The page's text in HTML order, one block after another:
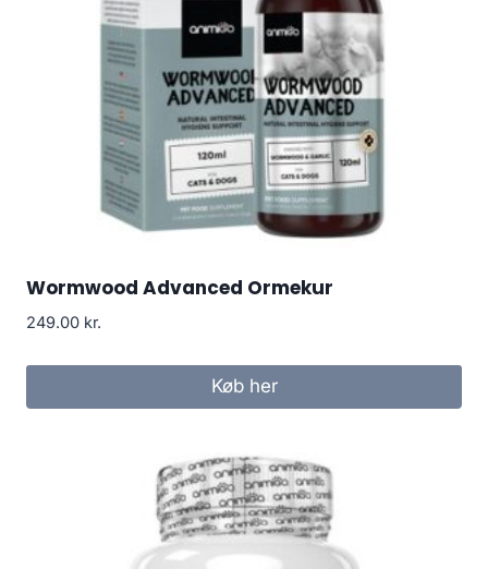
Wormwood Advanced Ormekur
249.00 kr.
Køb her